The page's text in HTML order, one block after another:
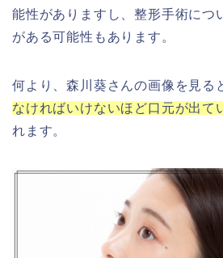
能性がありますし、整形手術につ
がある可能性もあります。
何より、森川葵さんの画像を見る
なければいけないほど口元が出て
れます。